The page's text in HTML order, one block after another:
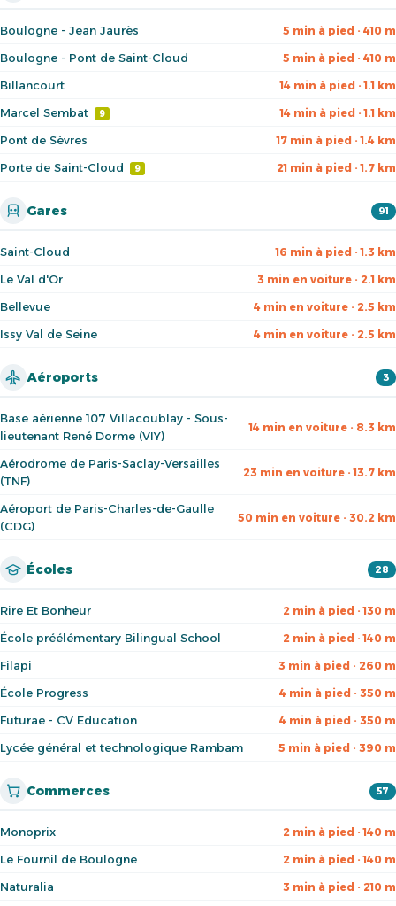
Boulogne - Jean Jaurès 5 min à pied · 410 m
Boulogne - Pont de Saint-Cloud 5 min à pied · 410 m
Billancourt 14 min à pied · 1.1 km
Marcel Sembat 9 14 min à pied · 1.1 km
Pont de Sèvres 17 min à pied · 1.4 km
Porte de Saint-Cloud 9 21 min à pied · 1.7 km
Gares 91
Saint-Cloud 16 min à pied · 1.3 km
Le Val d'Or 3 min en voiture · 2.1 km
Bellevue 4 min en voiture · 2.5 km
Issy Val de Seine 4 min en voiture · 2.5 km
Aéroports 3
Base aérienne 107 Villacoublay - Sous-
lieutenant René Dorme (VIY)
14 min en voiture · 8.3 km
Aérodrome de Paris-Saclay-Versailles
(TNF)
23 min en voiture · 13.7 km
Aéroport de Paris-Charles-de-Gaulle
(CDG)
50 min en voiture · 30.2 km
Écoles 28
Rire Et Bonheur 2 min à pied · 130 m
École préélémentary Bilingual School 2 min à pied · 140 m
Filapi 3 min à pied · 260 m
École Progress 4 min à pied · 350 m
Futurae - CV Education 4 min à pied · 350 m
Lycée général et technologique Rambam 5 min à pied · 390 m
Commerces 57
Monoprix 2 min à pied · 140 m
Le Fournil de Boulogne 2 min à pied · 140 m
Naturalia 3 min à pied · 210 m